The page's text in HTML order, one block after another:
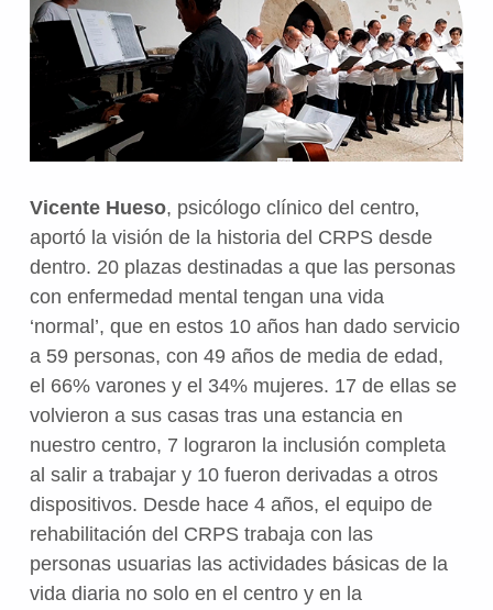
Vicente Hueso, psicólogo clínico del centro,
aportó la visión de la historiadel CRPS desde
dentro. 20 plazas destinadas a que las personas
con enfermedad mental tengan una vida
‘normal’, que en estos 10 años han dado servicio
a 59 personas, con 49 años de media de edad,
el 66% varones y el 34% mujeres. 17 de ellas se
volvieron a sus casas tras una estancia en
nuestro centro, 7 lograron la inclusión completa
al salir a trabajar y 10 fueron derivadas a otros
dispositivos. Desde hace 4 años, el equipo de
rehabilitación del CRPS trabaja con las
personas usuariaslas actividades básicas de la
vida diaria no solo en el centro y en la